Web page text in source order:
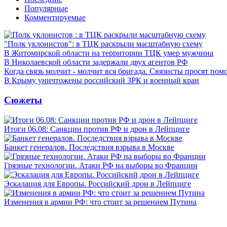
Популярные
Комментируемые
"Полк уклонистов": в ТЦК раскрыли масштабную схему
В Житомирской области на территории ТЦК умер мужчина
В Николаевской области задержали двух агентов РФ
Когда связь молчит - молчит вся бригада. Связисты просят
В Крыму уничтожены российский ЗРК и военный кран
Сюжеты
Итоги 06.08: Санкции против РФ и дрон в Лейпциге
Банкет генералов. Последствия взрыва в Москве
Грязные технологии. Атаки РФ на выборы во Франции
Эскалация для Европы. Российский дрон в Лейпциге
Изменения в армии РФ: что стоит за решением Путина